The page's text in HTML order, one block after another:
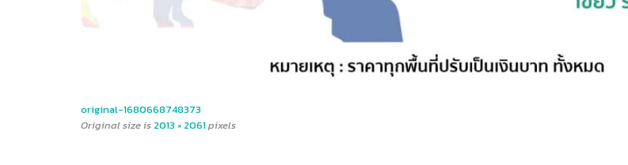
original-1680668748373
Original size is 2013 × 2061pixels